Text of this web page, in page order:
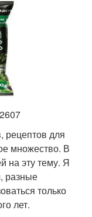
рецептов для
множество. В
на эту тему. Я
разные
только
лет.